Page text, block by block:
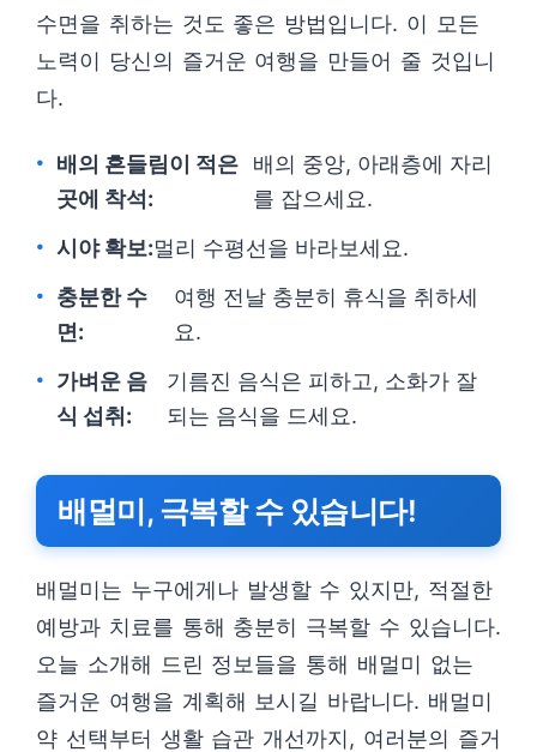
수면을 취하는 것도 좋은 방법입니다. 이 모든
노력이 당신의 즐거운 여행을 만들어 줄 것입니
다.
배의 흔들림이 적은
곳에 착석:
배의 중앙, 아래층에 자리
를 잡으세요.
시야 확보:멀리 수평선을 바라보세요.
충분한 수
면:
여행 전날 충분히 휴식을 취하세
요.
가벼운 음
식 섭취:
기름진 음식은 피하고, 소화가 잘
되는 음식을 드세요.
배멀미, 극복할 수 있습니다!
배멀미는 누구에게나 발생할 수 있지만, 적절한
예방과 치료를 통해 충분히 극복할 수 있습니다.
오늘 소개해 드린 정보들을 통해 배멀미 없는
즐거운 여행을 계획해 보시길 바랍니다. 배멀미
약 선택부터 생활 습관 개선까지, 여러분의 즐거